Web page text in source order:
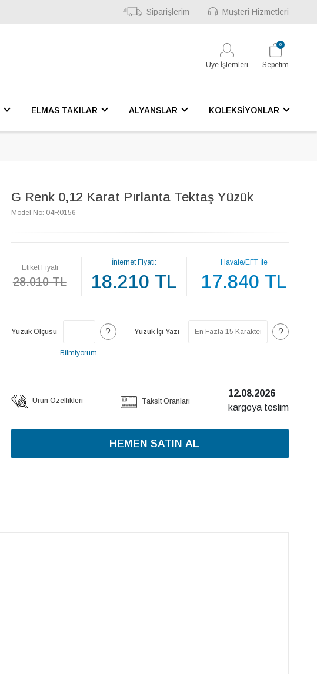
Siparişlerim Müşteri Hizmetleri
Üye İşlemleri Sepetim
0
ELMAS TAKILAR ALYANSLAR KOLEKSİYONLAR
G Renk 0,12 Karat Pırlanta Tektaş Yüzük
Model No: 04R0156
Etiket Fiyatı
28.010 TL
İnternet Fiyatı:
18.210 TL
Havale/EFT İle
17.840 TL
Yüzük Ölçüsü ?
Bilmiyorum
Yüzük İçi Yazı ?
Ürün Özellikleri Taksit Oranları
12.08.2026
kargoya teslim
HEMEN SATIN AL